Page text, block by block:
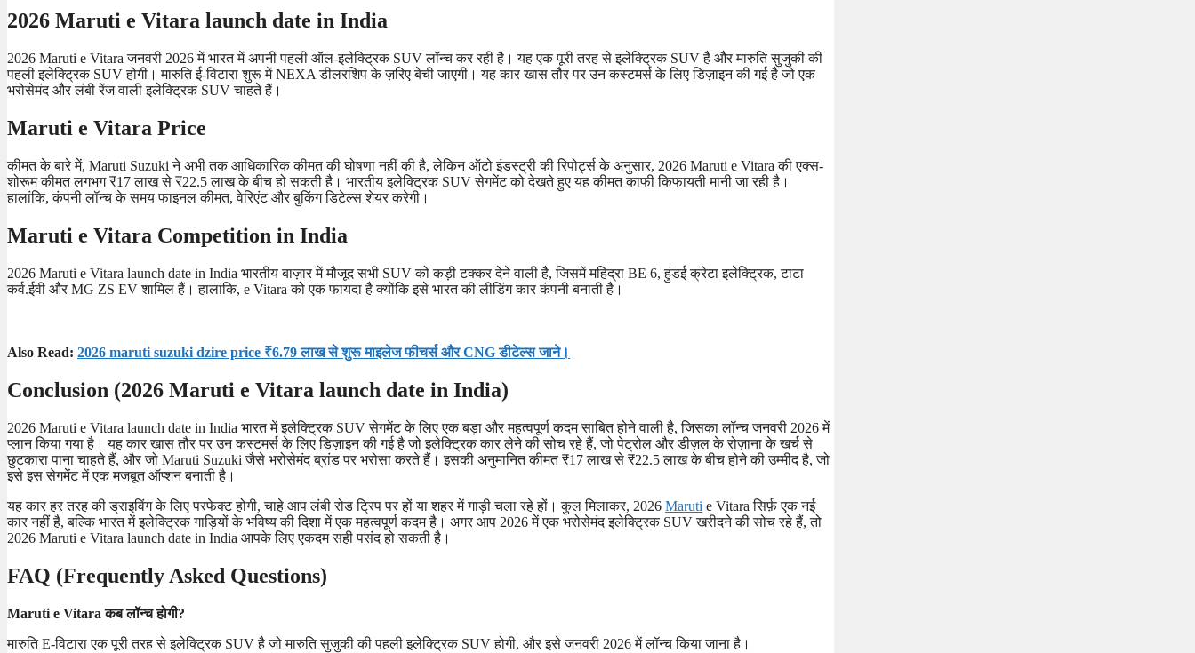
2026 Maruti e Vitara launch date in India
2026 Maruti e Vitara जनवरी 2026 में भारत में अपनी पहली ऑल-इलेक्ट्रिक SUV लॉन्च कर रही है। यह एक पूरी तरह से इलेक्ट्रिक SUV है और मारुति सुजुकी की
पहली इलेक्ट्रिक SUV होगी। मारुति ई-विटारा शुरू में NEXA डीलरशिप के ज़रिए बेची जाएगी। यह कार खास तौर पर उन कस्टमर्स के लिए डिज़ाइन की गई है जो एक
भरोसेमंद और लंबी रेंज वाली इलेक्ट्रिक SUV चाहते हैं।
Maruti e Vitara Price
कीमत के बारे में, Maruti Suzuki ने अभी तक आधिकारिक कीमत की घोषणा नहीं की है, लेकिन ऑटो इंडस्ट्री की रिपोर्ट्स के अनुसार, 2026 Maruti e Vitara की एक्स-
शोरूम कीमत लगभग ₹17 लाख से ₹22.5 लाख के बीच हो सकती है। भारतीय इलेक्ट्रिक SUV सेगमेंट को देखते हुए यह कीमत काफी किफायती मानी जा रही है।
हालांकि, कंपनी लॉन्च के समय फाइनल कीमत, वेरिएंट और बुकिंग डिटेल्स शेयर करेगी।
Maruti e Vitara Competition in India
2026 Maruti e Vitara launch date in India भारतीय बाज़ार में मौजूद सभी SUV को कड़ी टक्कर देने वाली है, जिसमें महिंद्रा BE 6, हुंडई क्रेटा इलेक्ट्रिक, टाटा
कर्व.ईवी और MG ZS EV शामिल हैं। हालांकि, e Vitara को एक फायदा है क्योंकि इसे भारत की लीडिंग कार कंपनी बनाती है।
Also Read: 2026 maruti suzuki dzire price ₹6.79 लाख से शुरू माइलेज फीचर्स और CNG डीटेल्स जाने।
Conclusion (2026 Maruti e Vitara launch date in India)
2026 Maruti e Vitara launch date in India भारत में इलेक्ट्रिक SUV सेगमेंट के लिए एक बड़ा और महत्वपूर्ण कदम साबित होने वाली है, जिसका लॉन्च जनवरी 2026 में
प्लान किया गया है। यह कार खास तौर पर उन कस्टमर्स के लिए डिज़ाइन की गई है जो इलेक्ट्रिक कार लेने की सोच रहे हैं, जो पेट्रोल और डीज़ल के रोज़ाना के खर्च से
छुटकारा पाना चाहते हैं, और जो Maruti Suzuki जैसे भरोसेमंद ब्रांड पर भरोसा करते हैं। इसकी अनुमानित कीमत ₹17 लाख से ₹22.5 लाख के बीच होने की उम्मीद है, जो
इसे इस सेगमेंट में एक मजबूत ऑप्शन बनाती है।
यह कार हर तरह की ड्राइविंग के लिए परफेक्ट होगी, चाहे आप लंबी रोड ट्रिप पर हों या शहर में गाड़ी चला रहे हों। कुल मिलाकर, 2026 Maruti e Vitara सिर्फ़ एक नई
कार नहीं है, बल्कि भारत में इलेक्ट्रिक गाड़ियों के भविष्य की दिशा में एक महत्वपूर्ण कदम है। अगर आप 2026 में एक भरोसेमंद इलेक्ट्रिक SUV खरीदने की सोच रहे हैं, तो
2026 Maruti e Vitara launch date in India आपके लिए एकदम सही पसंद हो सकती है।
FAQ (Frequently Asked Questions)
Maruti e Vitara कब लॉन्च होगी?
मारुति E-विटारा एक पूरी तरह से इलेक्ट्रिक SUV है जो मारुति सुजुकी की पहली इलेक्ट्रिक SUV होगी, और इसे जनवरी 2026 में लॉन्च किया जाना है।